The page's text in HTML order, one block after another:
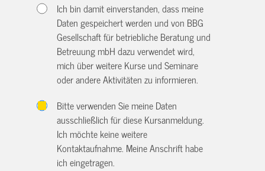
Ich bin damit einverstanden, dass meine
Daten gespeichert werden und von BBG
Gesellschaft für betriebliche Beratung und
Betreuung mbH dazu verwendet wird,
mich über weitere Kurse und Seminare
oder andere Aktivitäten zu informieren.
Bitte verwenden Sie meine Daten
ausschließlich für diese Kursanmeldung.
Ich möchte keine weitere
Kontaktaufnahme. Meine Anschrift habe
ich eingetragen.